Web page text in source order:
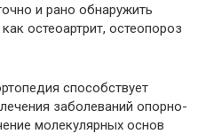
и рано обнаружить
остеоартрит, остеопороз
способствует
заболеваний опорно-
молекулярных основ